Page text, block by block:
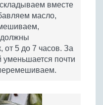
вместе
масло,
от 5 до 7 часов. За
почти